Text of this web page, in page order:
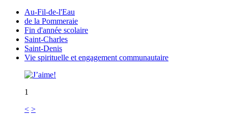
Au-Fil-de-l'Eau
de la Pommeraie
Fin d'année scolaire
Saint-Charles
Saint-Denis
Vie spirituelle et engagement communautaire
1
< >